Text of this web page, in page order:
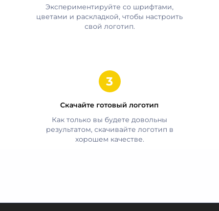
Экспериментируйте со шрифтами,
цветами и раскладкой, чтобы настроить
свой логотип.
Скачайте готовый логотип
Как только вы будете довольны
результатом, скачивайте логотип в
хорошем качестве.